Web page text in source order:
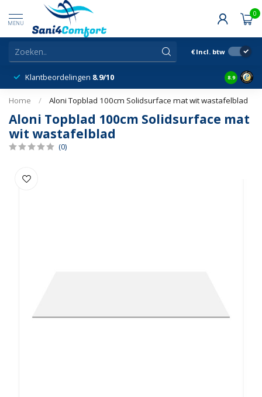
MENU
0
€ Incl. btw
Klantbeordelingen 8.9/10 8.9
Home / Aloni Topblad 100cm Solidsurface mat wit wastafelblad
Aloni Topblad 100cm Solidsurface mat
wit wastafelblad
(0)